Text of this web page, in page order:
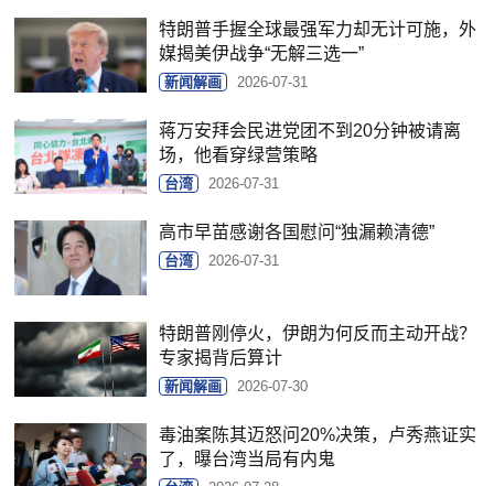
特朗普手握全球最强军力却无计可施，外
媒揭美伊战争“无解三选一”
新闻解画 2026-07-31
蒋万安拜会民进党团不到20分钟被请离
场，他看穿绿营策略
台湾 2026-07-31
高市早苗感谢各国慰问“独漏赖清德”
台湾 2026-07-31
特朗普刚停火，伊朗为何反而主动开战？
专家揭背后算计
新闻解画 2026-07-30
毒油案陈其迈怒问20%决策，卢秀燕证实
了，曝台湾当局有内鬼